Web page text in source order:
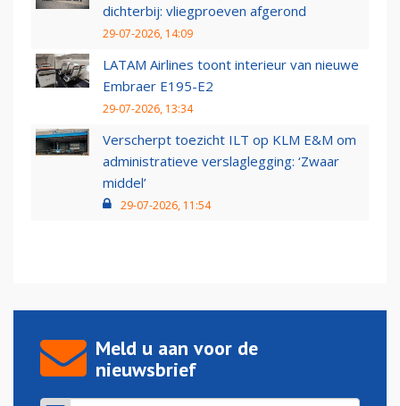
dichterbij: vliegproeven afgerond
29-07-2026, 14:09
LATAM Airlines toont interieur van nieuwe
Embraer E195-E2
29-07-2026, 13:34
Verscherpt toezicht ILT op KLM E&M om
administratieve verslaglegging: ‘Zwaar
middel’
29-07-2026, 11:54
Meld u aan voor de
nieuwsbrief